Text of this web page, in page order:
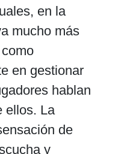
en la
mucho más
en gestionar
hablan
ellos. La
de
y